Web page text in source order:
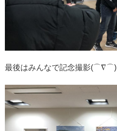
最後はみんなで記念撮影(⌒∇⌒)